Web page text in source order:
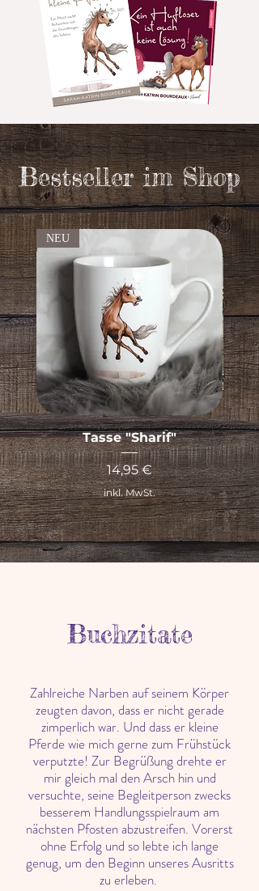
Bestseller im Shop
NEU
Tasse "Sharif"
Preis
14,95 €
inkl. MwSt.
Buchzitate
Zahlreiche Narben auf seinem Körper
zeugten davon, dass er nicht gerade
zimperlich war. Und dass er kleine
Pferde wie mich gerne zum Frühstück
verputzte! Zur Begrüßung drehte er
mir gleich mal den Arsch hin und
versuchte, seine Begleitperson zwecks
besserem Handlungsspielraum am
nächsten Pfosten abzustreifen. Vorerst
ohne Erfolg und so lebte ich lange
genug, um den Beginn unseres Ausritts
zu erleben.